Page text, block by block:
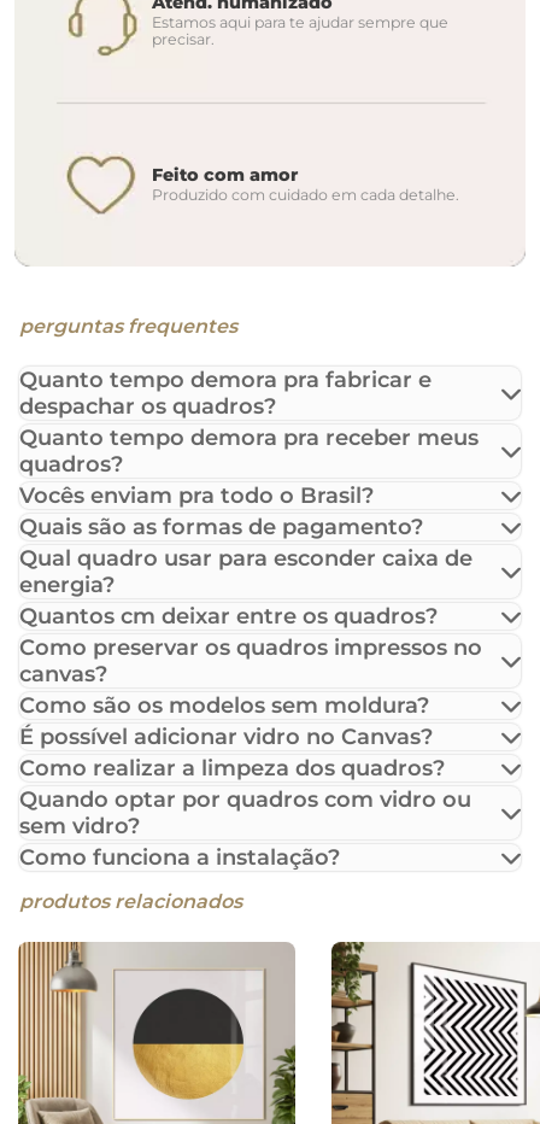
Estamos aqui para te ajudar sempre que
precisar.
Feito com amor
Produzido com cuidado em cada detalhe.
perguntas frequentes
Quanto tempo demora pra fabricar e
despachar os quadros?
Quanto tempo demora pra receber meus
quadros?
Vocês enviam pra todo o Brasil?
Quais são as formas de pagamento?
Qual quadro usar para esconder caixa de
energia?
Quantos cm deixar entre os quadros?
Como preservar os quadros impressos no
canvas?
Como são os modelos sem moldura?
É possível adicionar vidro no Canvas?
Como realizar a limpeza dos quadros?
Quando optar por quadros com vidro ou
sem vidro?
Como funciona a instalação?
produtos relacionados